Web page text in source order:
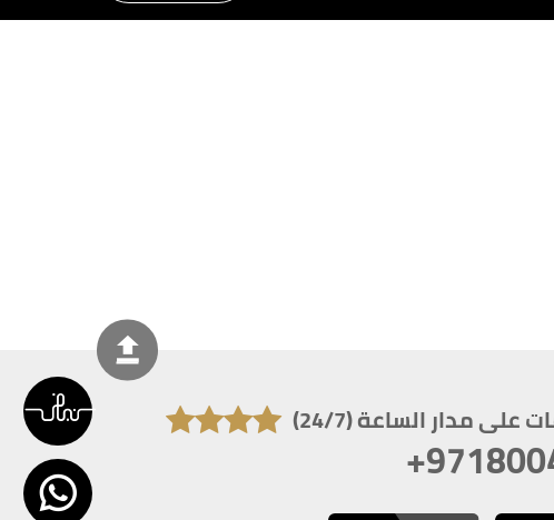
على مدار الساعة (24/7)